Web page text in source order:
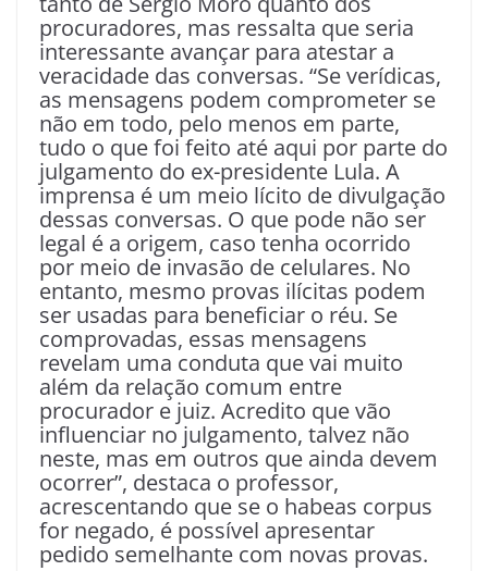
procuradores, mas ressalta que seria
interessante avançar para atestar a
veracidade das conversas. “Se verídicas,
as mensagens podem comprometer se
não em todo, pelo menos em parte,
tudo o que foi feito até aqui por parte do
julgamento do ex-presidente Lula. A
imprensa é um meio lícito de divulgação
dessas conversas. O que pode não ser
legal é a origem, caso tenha ocorrido
por meio de invasão de celulares. No
entanto, mesmo provas ilícitas podem
ser usadas para beneficiar o réu. Se
comprovadas, essas mensagens
revelam uma conduta que vai muito
além da relação comum entre
procurador e juiz. Acredito que vão
influenciar no julgamento, talvez não
neste, mas em outros que ainda devem
ocorrer”, destaca o professor,
acrescentando que se o habeas corpus
for negado, é possível apresentar
pedido semelhante com novas provas.